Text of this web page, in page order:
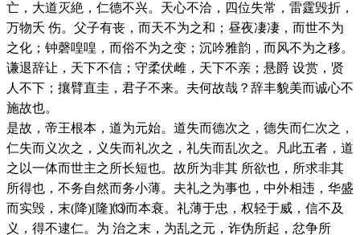
亡，大道灭絶，仁德不兴。天心不洽，四位失常，雷霆毁折，
万物夭 伤。父子有丧，而天不为之和；昼夜凄凄，而世不为
之化；钟磬喤喤，而俗不为之变；沉吟雅韵，而风不为之移。
谦退辞让，天下不信；守柔伏雌，天下不亲；悬爵 设赏，贤
人不下；攘臂直圭，君子不来。夫何故哉？辞丰貌美而诚心不
施故也。
是故，帝王根本，道为元始。道失而德次之，德失而仁次之，
仁失而义次之，义失而礼次之，礼失而乱次之。凡此五者，道
之以一体而世主之所长短也。故所为非其 所欲也，所求非其
所得也，不务自然而务小薄。夫礼之为事也，中外相违，华盛
而实毁，末(降)[隆]⒀而本衰。礼薄于忠，权轻于威，信不及
义，得不逮仁。为 治之末，为乱之元，诈伪所起，忿争所